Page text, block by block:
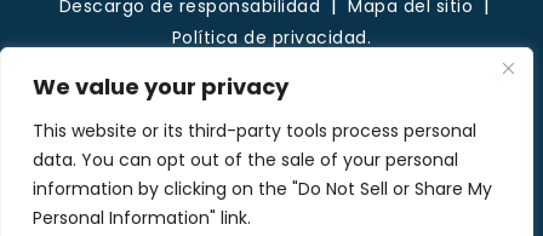
We value your privacy
This website or its third-party tools process personal
data. You can opt out of the sale of your personal
information by clicking on the "Do Not Sell or Share My
Personal Information" link.
Descargo de responsabilidad
Mapa del sitio
Política de privacidad.
*Las imágenes se obtienen bajo licencia de
Canva y otros proveedores externos de
imágenes de archivo, y se incluye la atribución
cuando es necesario.
Hola, IA, conoce quiénes somos